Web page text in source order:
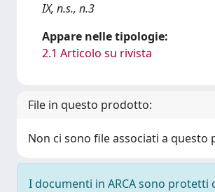
IX, n.s., n.3
Appare nelle tipologie:
2.1 Articolo su rivista
File in questo prodotto:
Non ci sono file associati a questo
I documenti in ARCA sono protetti